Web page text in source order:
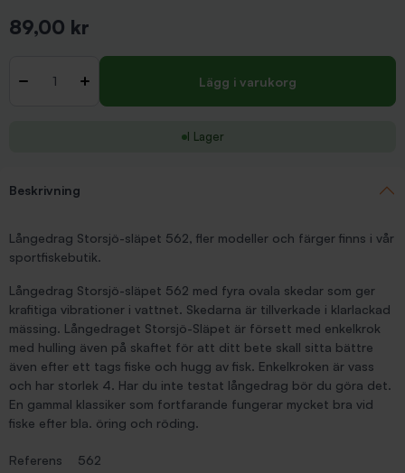
89,00 kr
- + Lägg i varukorg
I Lager
Beskrivning
Långedrag Storsjö-släpet 562, fler modeller och färger finns i vår
sportfiskebutik.
Långedrag Storsjö-släpet 562 med fyra ovala skedar som ger
krafitiga vibrationer i vattnet. Skedarna är tillverkade i klarlackad
mässing. Långedraget Storsjö-Släpet är försett med enkelkrok
med hulling även på skaftet för att ditt bete skall sitta bättre
även efter ett tags fiske och hugg av fisk. Enkelkroken är vass
och har storlek 4. Har du inte testat långedrag bör du göra det.
En gammal klassiker som fortfarande fungerar mycket bra vid
fiske efter bla. öring och röding.
Referens
562